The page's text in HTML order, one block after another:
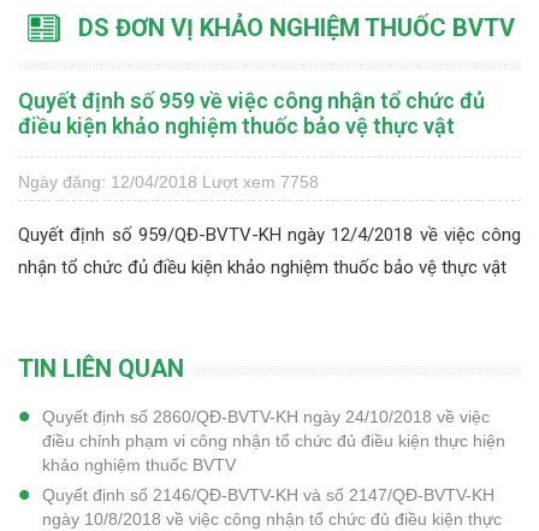
DS ĐƠN VỊ KHẢO NGHIỆM THUỐC BVTV
Quyết định số 959 về việc công nhận tổ chức đủ
điều kiện khảo nghiệm thuốc bảo vệ thực vật
Ngày đăng: 12/04/2018 Lượt xem 7758
Quyết định số 959/QĐ-BVTV-KH ngày 12/4/2018 về việc công
nhận tổ chức đủ điều kiện khảo nghiệm thuốc bảo vệ thực vật
TIN LIÊN QUAN
Quyết định số 2860/QĐ-BVTV-KH ngày 24/10/2018 về việc
điều chỉnh phạm vi công nhận tổ chức đủ điều kiện thực hiện
khảo nghiệm thuốc BVTV
Quyết định số 2146/QĐ-BVTV-KH và số 2147/QĐ-BVTV-KH
ngày 10/8/2018 về việc công nhận tổ chức đủ điều kiện thực